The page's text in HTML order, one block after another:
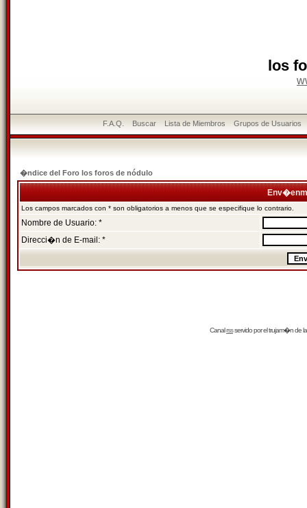
los
F.A.Q. Buscar Lista de Miembros Grupos de Usuarios
�ndice del Foro los foros de nódulo
Los campos marcados con * son obligatorios a menos que se especifique lo contrario.
Nombre de Usuario: *
Direcci�n de E-mail: *
Canalrssservido por eltrujam�nde